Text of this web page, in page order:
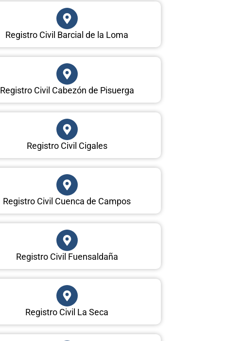
Registro Civil Barcial de la Loma
Registro Civil Cabezón de Pisuerga
Registro Civil Cigales
Registro Civil Cuenca de Campos
Registro Civil Fuensaldaña
Registro Civil La Seca